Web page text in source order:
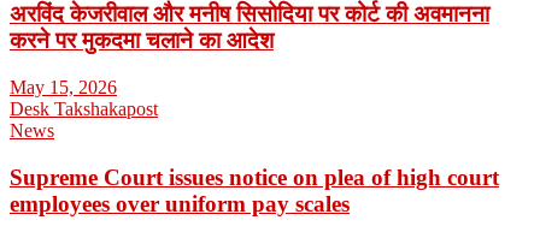
अरविंद केजरीवाल और मनीष सिसोदिया पर कोर्ट की अवमानना
करने पर मुकदमा चलाने का आदेश
May 15, 2026
Desk Takshakapost
News
Supreme Court issues notice on plea of high court
employees over uniform pay scales